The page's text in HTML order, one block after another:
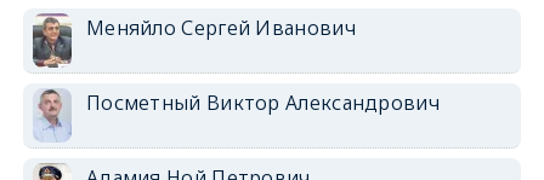
Меняйло Сергей Иванович
Посметный Виктор Александрович